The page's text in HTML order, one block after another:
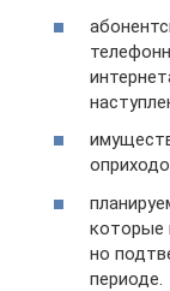
которые
но
периоде.